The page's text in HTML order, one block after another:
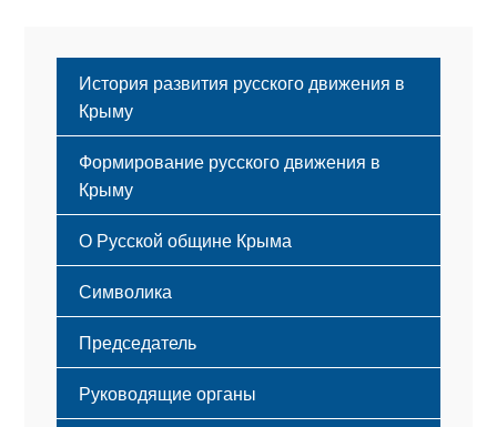
История развития русского движения в
Крыму
Формирование русского движения в
Крыму
Русский Крым
О Русской общине Крыма
Этапы становления
Принципы деятельности
Структура
Мероприятия
Символика
Флаг
Герб
Гимн
Председатель
Руководящие органы